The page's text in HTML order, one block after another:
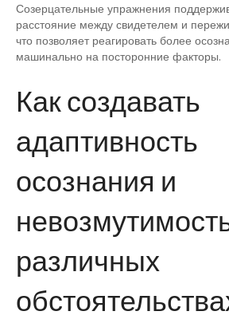
Созерцательные упражнения
расстояние между свидетелем и
что позволяет реагировать более
машинально на посторонние факторы.
Как создавать
адаптивность
осознания и
различных